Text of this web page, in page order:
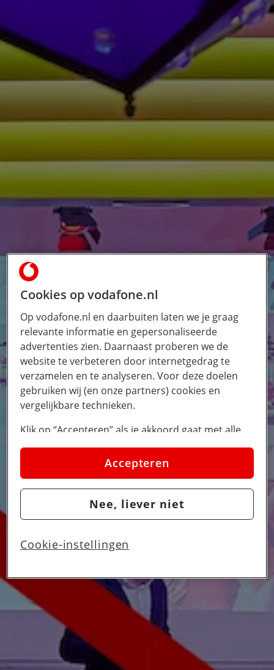
Cookies op vodafone.nl
Op vodafone.nl en daarbuiten laten we je graag
relevante informatie en gepersonaliseerde
advertenties zien. Daarnaast proberen we de
website te verbeteren door internetgedrag te
verzamelen en te analyseren. Voor deze doelen
gebruiken wij (en onze partners) cookies en
vergelijkbare technieken.
Klik op “Accepteren” als je akkoord gaat met alle
cookies. Kies je voor “Nee, liever niet”, dan
plaatsen we alleen strikt noodzakelijke cookies om
de website goed te laten werken. Dat betekent dat
we geen vormen van personalisatie toepassen.
Via cookie instellingen kan je zelf bepalen welke
wijzigen of intrekken op de
Accepteren
Nee, liever niet
Cookie-instellingen